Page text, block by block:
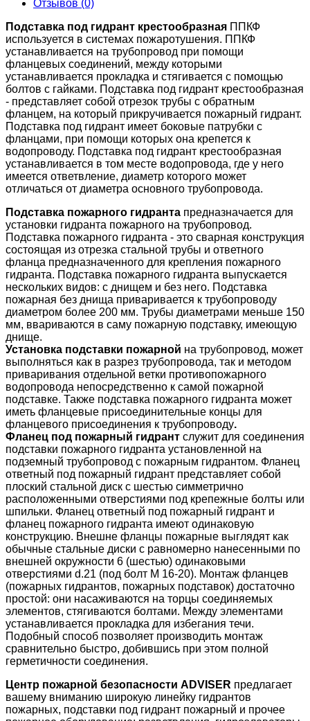
Отзывов (0)
Подставка под гидрант крестообразная ППКФ
используется в системах пожаротушения. ППКФ
устанавливается на трубопровод при помощи
фланцевых соединений, между которыми
устанавливается прокладка и стягивается с помощью
болтов с гайками. Подставка под гидрант крестообразная
- представляет собой отрезок трубы с обратным
фланцем, на который прикручивается пожарный гидрант.
Подставка под гидрант имеет боковые патрубки с
фланцами, при помощи которых она крепется к
водопроводу. Подставка под гидрант крестообразная
устанавливается в том месте водопровода, где у него
имеется ответвление, диаметр которого может
отличаться от диаметра основного трубопровода.
Подставка пожарного гидранта предназначается для
установки гидранта пожарного на трубопровод.
Подставка пожарного гидранта - это сварная конструкция
состоящая из отрезка стальной трубы и ответного
фланца предназначенного для крепления пожарного
гидранта. Подставка пожарного гидранта выпускается
нескольких видов: с днищем и без него. Подставка
пожарная без днища приваривается к трубопроводу
диаметром более 200 мм. Трубы диаметрами меньше 150
мм, ввариваются в саму пожарную подставку, имеющую
днище.
Установка подставки пожарной на трубопровод, может
выполняться как в разрез трубопровода, так и методом
приваривания отдельной ветки противопожарного
водопровода непосредственно к самой пожарной
подставке. Также подставка пожарного гидранта может
иметь фланцевые присоединительные концы для
фланцевого присоединения к трубопроводу.
Фланец под пожарный гидрант служит для соединения
подставки пожарного гидранта установленной на
подземный трубопровод с пожарным гидрантом. Фланец
ответный под пожарный гидрант представляет собой
плоский стальной диск с шестью симметрично
расположенными отверстиями под крепежные болты или
шпильки. Фланец ответный под пожарный гидрант и
фланец пожарного гидранта имеют одинаковую
конструкцию. Внешне фланцы пожарные выглядят как
обычные стальные диски с равномерно нанесенными по
внешней окружности 6 (шестью) одинаковыми
отверстиями d.21 (под болт М 16-20). Монтаж фланцев
(пожарных гидрантов, пожарных подставок) достаточно
простой: они насаживаются на торцы соединяемых
элементов, стягиваются болтами. Между элементами
устанавливается прокладка для избегания течи.
Подобный способ позволяет производить монтаж
сравнительно быстро, добившись при этом полной
герметичности соединения.
Центр пожарной безопасности ADVISER предлагает
вашему вниманию широкую линейку гидрантов
пожарных, подставки под гидрант пожарный и прочее